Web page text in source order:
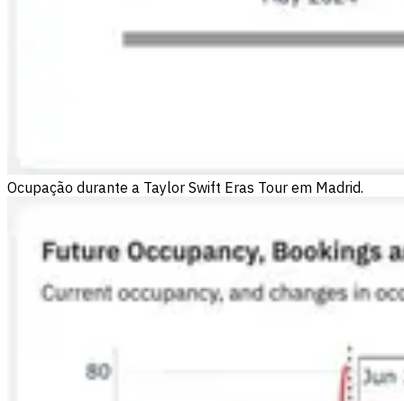
Ocupação durante a Taylor Swift Eras Tour em Madrid.